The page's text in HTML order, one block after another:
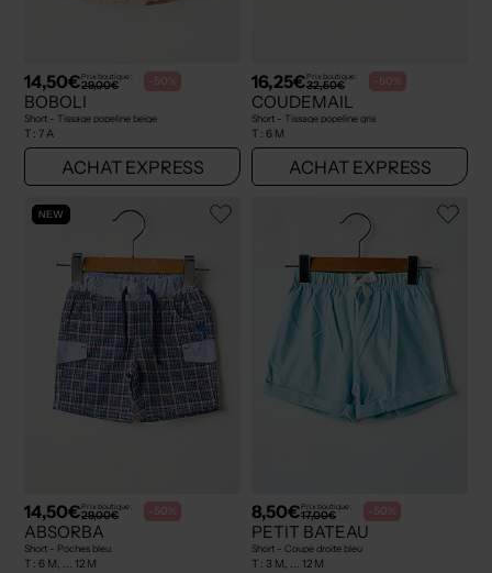
14,50€Prix boutique :
29,00€ -50%
BOBOLI
Short - Tissage popeline beige
T : 7 A
ACHAT EXPRESS
16,25€Prix boutique :
32,50€ -50%
COUDEMAIL
Short - Tissage popeline gris
T : 6 M
ACHAT EXPRESS
NEW
14,50€Prix boutique :
29,00€ -50%
ABSORBA
Short - Poches bleu
T : 6 M, ... 12 M
8,50€Prix boutique :
17,00€ -50%
PETIT BATEAU
Short - Coupe droite bleu
T : 3 M, ... 12 M